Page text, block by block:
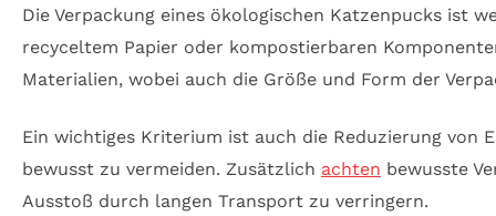
Die Verpackung eines ökologischen Katzenpucks ist
recyceltem Papier oder kompostierbaren
Materialien, wobei auch die Größe und Form der
Ein wichtiges Kriterium ist auch die Reduzierung
bewusst zu vermeiden. Zusätzlich achten bewusste
Ausstoß durch langen Transport zu verringern.